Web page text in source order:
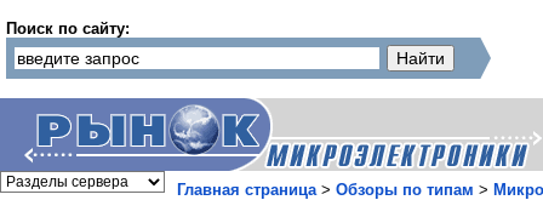
Поиск по сайту:
Главная страница> Обзоры по типам >